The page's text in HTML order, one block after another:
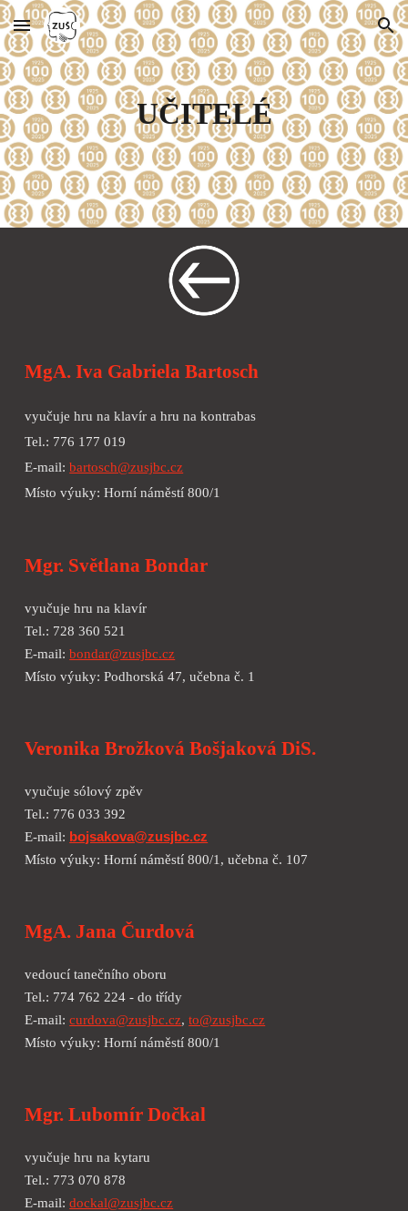
Skip to main content Skip to navigation
UČITELÉ
MgA. Iva Gabriela Bartosch
vyučuje hru na klavír a hru na kontrabas
Tel.: 776 177 019
E-mail:bartosch@zusjbc.cz
Místo výuky: Horní náměstí 800/1
Mgr. Světlana Bondar
vyučuje hru na klavír
Tel.: 728 360 521
E-mail:bondar@zusjbc.cz
Místo výuky:Podhorská 47, učebna č. 1
Veronika Brožková Bošjaková DiS.
vyučuje sólový zpěv
Tel.: 776 033 392
E-mail: bojsakova@zusjbc.cz
Místo výuky: Horní náměstí 800/1 , učebna č. 107
MgA. Jana Čurdová
vedoucí tanečního oboru
Tel.: 774 762 224 - do třídy
E-mail:curdova@zusjbc.cz,to@zusjbc.cz
Místo výuky: Horní náměstí 800/1
Mgr. Lubomír Dočkal
vyučuje hru na kytaru
Tel.: 773 070 878
E-mail:dockal@zusjbc.cz